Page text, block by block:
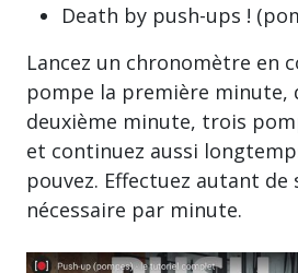
Death by push-ups !
Lancez un chronomètre en
pompe la première minute,
deuxième minute, trois
et continuez aussi
pouvez. Effectuez autant de
nécessaire par minute.